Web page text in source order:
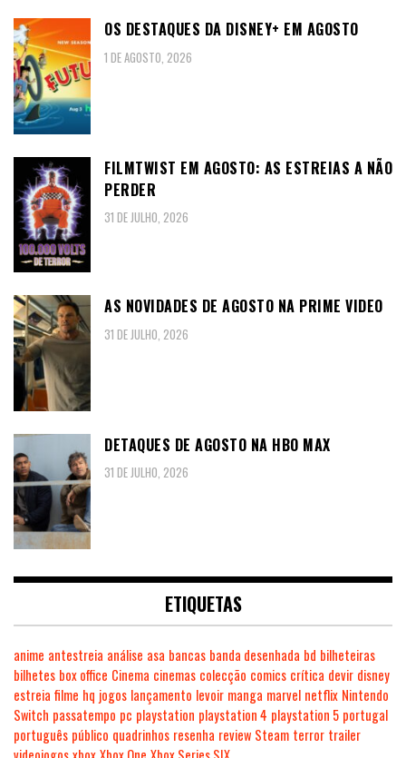
OS DESTAQUES DA DISNEY+ EM AGOSTO
1 DE AGOSTO, 2026
FILMTWIST EM AGOSTO: AS ESTREIAS A NÃO
PERDER
31 DE JULHO, 2026
AS NOVIDADES DE AGOSTO NA PRIME VIDEO
31 DE JULHO, 2026
DETAQUES DE AGOSTO NA HBO MAX
31 DE JULHO, 2026
ETIQUETAS
anime antestreia análise asa bancas banda desenhada bd bilheteiras
bilhetes box office Cinema cinemas colecção comics crítica devir disney
estreia filme hq jogos lançamento levoir manga marvel netflix Nintendo
Switch passatempo pc playstation playstation 4 playstation 5 portugal
português público quadrinhos resenha review Steam terror trailer